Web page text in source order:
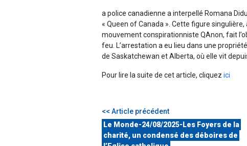
a police canadienne a interpellé Romana
« Queen of Canada ». Cette figure
mouvement conspirationniste QAnon, fait
feu. L’arrestation a eu lieu dans une
de Saskatchewan et Alberta, où elle vit
Pour lire la suite de cet article, cliquez ici
<< Article précédent
Le Monde-24/08/2025-Les Foyers de la
charité, un condensé des déboires de